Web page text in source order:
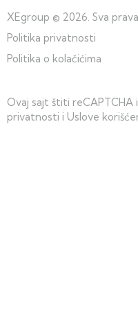
XEgroup © 2026. Sva
Politika privatnosti
Politika o kolačićima
Ovaj sajt štiti reCAPTCHA
privatnosti i Uslove